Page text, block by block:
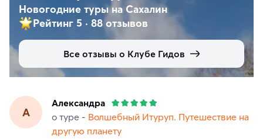
Новогодние туры на Сахалин
Рейтинг 5 · 88 отзывов
Все отзывы о Клубе Гидов
А
Александра
о туре - Волшебный Итуруп. Путешествие на
другую планету